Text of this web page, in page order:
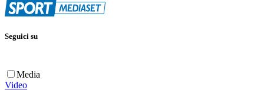
Seguici su
Media
Video